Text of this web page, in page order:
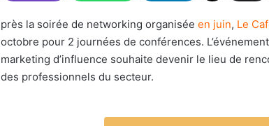
près la soirée de networking organisée en juin, Le
octobre pour 2 journées de conférences.
marketing d’influence souhaite devenir le lieu de
des professionnels du secteur.